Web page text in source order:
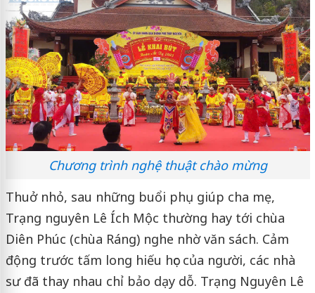
Chương trình nghệ thuật chào mừng
Thuở nhỏ, sau những buổi phụ giúp cha mẹ,
Trạng nguyên Lê Ích Mộc thường hay tới chùa
Diên Phúc (chùa Ráng) nghe nhờ văn sách. Cảm
động trước tấm long hiếu học của người, các nhà
sư đã thay nhau chỉ bảo dạy dỗ. Trạng Nguyên Lê